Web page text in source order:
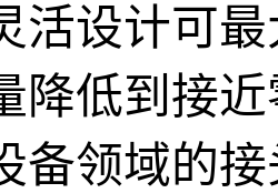
活设计可
降低到接
备领域的